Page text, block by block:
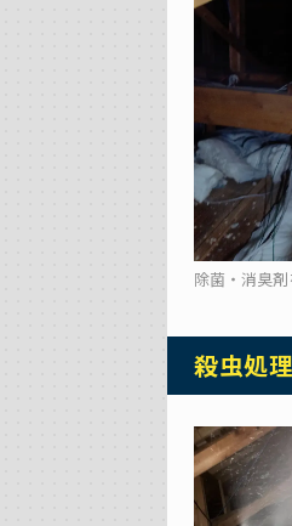
除菌・消臭
殺虫処理